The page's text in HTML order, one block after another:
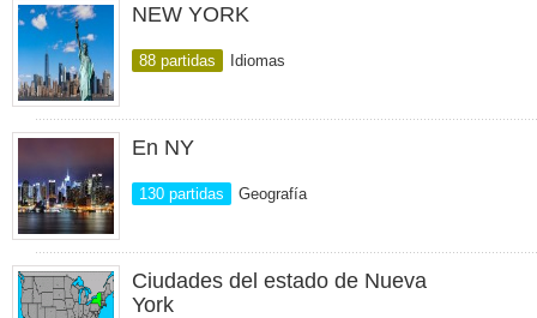
NEW YORK
88 partidas Idiomas
En NY
130 partidas Geografía
Ciudades del estado de Nueva
York